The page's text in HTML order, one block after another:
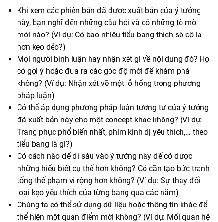
Khi xem các phiên bản đã được xuất bản của ý tưởng
này, bạn nghĩ đến những câu hỏi và có những tò mò
mới nào? (Ví dụ: Có bao nhiêu tiểu bang thích sô cô la
hơn kẹo dẻo?)
Mọi người bình luận hay nhận xét gì về nội dung đó? Họ
có gợi ý hoặc đưa ra các góc độ mới để khám phá
không? (Ví dụ: Nhận xét về một lỗ hổng trong phương
pháp luận)
Có thể áp dụng phương pháp luận tương tự của ý tưởng
đã xuất bản này cho một concept khác không? (Ví dụ:
Trang phục phổ biến nhất, phim kinh dị yêu thích,… theo
tiểu bang là gì?)
Có cách nào để đi sâu vào ý tưởng này để có được
những hiểu biết cụ thể hơn không? Có cần tạo bức tranh
tổng thể phạm vi rộng hơn không? (Ví dụ: Sự thay đổi
loại kẹo yêu thích của từng bang qua các năm)
Chúng ta có thể sử dụng dữ liệu hoặc thông tin khác để
thể hiện một quan điểm mới không? (Ví dụ: Mối quan hệ